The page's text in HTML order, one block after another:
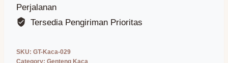
Perjalanan
Tersedia Pengiriman Prioritas
SKU: GT-Kaca-029